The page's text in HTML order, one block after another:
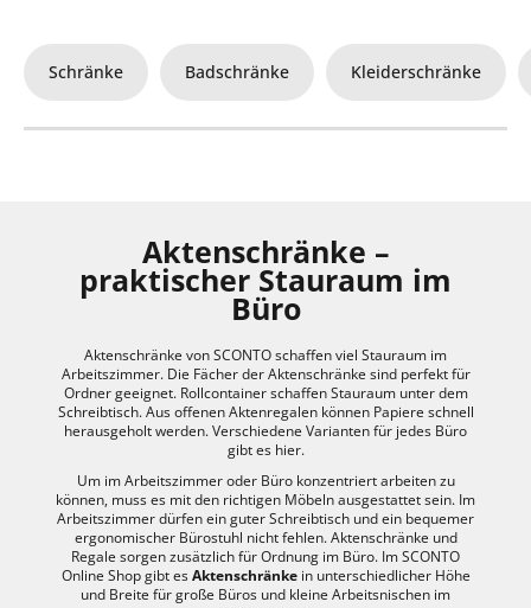
Schränke Badschränke Kleiderschränke
Aktenschränke –
praktischer Stauraum im
Büro
Aktenschränke von SCONTO schaffen viel Stauraum im
Arbeitszimmer. Die Fächer der Aktenschränke sind perfekt für
Ordner geeignet. Rollcontainer schaffen Stauraum unter dem
Schreibtisch. Aus offenen Aktenregalen können Papiere schnell
herausgeholt werden. Verschiedene Varianten für jedes Büro
gibt es hier.
Um im Arbeitszimmer oder Büro konzentriert arbeiten zu
können, muss es mit den richtigen Möbeln ausgestattet sein. Im
Arbeitszimmer dürfen ein guter Schreibtisch und ein bequemer
ergonomischer Bürostuhl nicht fehlen. Aktenschränke und
Regale sorgen zusätzlich für Ordnung im Büro. Im SCONTO
Online Shop gibt esAktenschränkein unterschiedlicher Höhe
und Breite für große Büros und kleine Arbeitsnischen im